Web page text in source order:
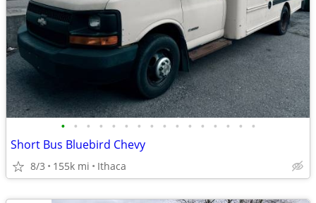
• • • • • • • • • • • • • • • •
Short Bus Bluebird Chevy
8/3 155k mi Ithaca